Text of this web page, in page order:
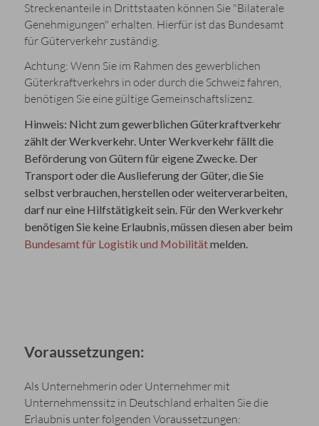
Streckenanteile in Drittstaaten können Sie "Bilaterale
Genehmigungen" erhalten. Hierfür ist das Bundesamt
für Güterverkehr zuständig.
Achtung: Wenn Sie im Rahmen des gewerblichen
Güterkraftverkehrs in oder durch die Schweiz fahren,
benötigen Sie eine gültige Gemeinschaftslizenz.
Hinweis: Nicht zum gewerblichen Güterkraftverkehr
zählt der Werkverkehr. Unter Werkverkehr fällt die
Beförderung von Gütern für eigene Zwecke. Der
Transport oder die Auslieferung der Güter, die Sie
selbst verbrauchen, herstellen oder weiterverarbeiten,
darf nur eine Hilfstätigkeit sein. Für den Werkverkehr
benötigen Sie keine Erlaubnis, müssen diesen aber beim
Bundesamt für Logistik und Mobilitätmelden.
Voraussetzungen:
Als Unternehmerin oder Unternehmer mit
Unternehmenssitz in Deutschland erhalten Sie die
Erlaubnis unter folgenden Voraussetzungen: